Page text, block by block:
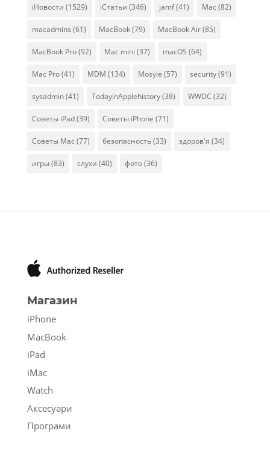
iНовости (1529) iСтатьи (346) jamf(41) Mac (82)
macadmins (61) MacBook(79) MacBook Air(85)
MacBook Pro(92) Mac mini (37) macOS (64)
Mac Pro(41) MDM (134) Mosyle (57) security(91)
sysadmin(41) TodayinApplehistory(38) WWDC (32)
Советы iPad(39) Советы iPhone (71)
Советы Mac (77) безопасность(33) здоров'я (34)
игры(83) слухи (40) фото(36)
Магазин
iPhone
MacBook
iPad
iMac
Watch
Аксесуари
Програми